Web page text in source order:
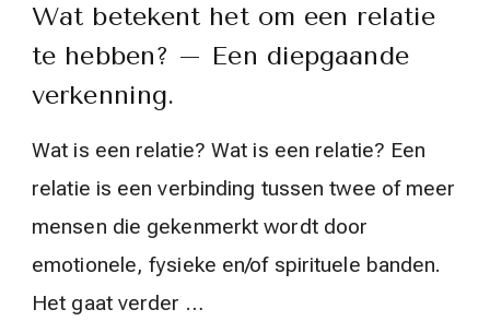
Wat betekent het om een relatie
te hebben? – Een diepgaande
verkenning.
Wat is een relatie? Wat is een relatie? Een
relatie is een verbinding tussen twee of meer
mensen die gekenmerkt wordt door
emotionele, fysieke en/of spirituele banden.
Het gaat verder …